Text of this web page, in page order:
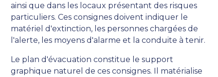
ainsi que dans les locaux présentant des risques
particuliers. Ces consignes doivent indiquer le
matériel d'extinction, les personnes chargées de
l'alerte, les moyens d'alarme et la conduite à tenir.
Le plan d'évacuation constitue le support
graphique naturel de ces consignes. Il matérialise